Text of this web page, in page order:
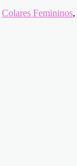
Colares Femininos,